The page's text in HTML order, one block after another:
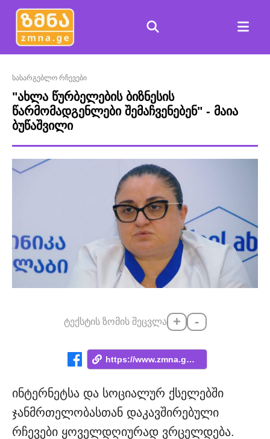
სასარგებლო რჩევები
"ახლა წურბელების ბიზნესის
წარმომადგენლები შემაჩვენებენ" - მაია
ბუწაშვილი
ტექსტის ზომის შეცვლა + -
https://www.zmna.ge/news/akhla-tsurbeleb...
ინტერნეტსა და სოციალურ ქსელებში
ჯანმრთელობასთან დაკავშირებული
რჩევები ყოველდღიურად ვრცელდება.